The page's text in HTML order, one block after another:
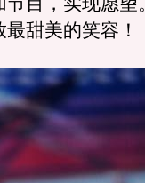
甜美的笑容！